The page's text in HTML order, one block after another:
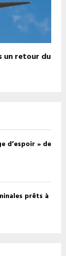
un retour du
d’espoir » de
prêts à